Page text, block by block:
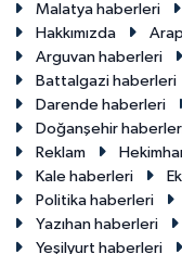
Malatya haberleri
Hakkımızda
Arguvan haberleri
Battalgazi haberleri
Darende haberleri
Doğanşehir
Reklam
Kale haberleri
Politika haberleri
Yazıhan haberleri
Yeşilyurt haberleri